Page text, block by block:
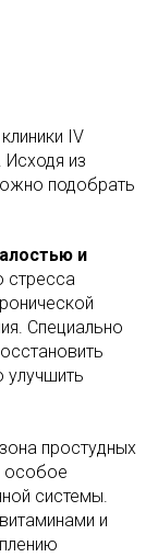
IV
Исходя из
подобрать
и
стресса
Специально
улучшить
простудных
особое
системы.
и